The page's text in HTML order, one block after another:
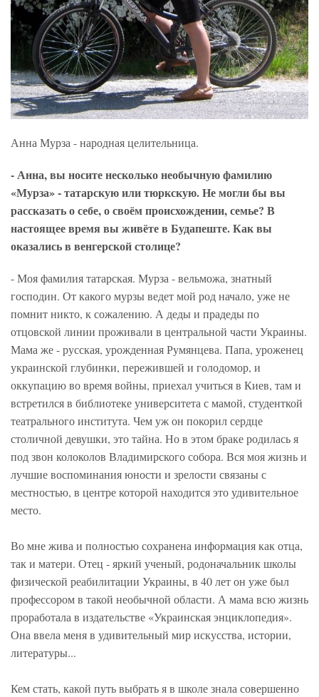
Анна Мурза - народная целительница.
- Анна, вы носите несколько необычную фамилию
«Мурза» - татарскую или тюркскую. Не могли бы вы
рассказать о себе, о своём происхождении, семье? В
настоящее время вы живёте в Будапеште. Как вы
оказались в венгерской столице?
- Моя фамилия татарская. Мурза - вельможа, знатный
господин. От какого мурзы ведет мой род начало, уже не
помнит никто, к сожалению. А деды и прадеды по
отцовской линии проживали в центральной части Украины.
Мама же - русская, урожденная Румянцева. Папа, уроженец
украинской глубинки, пережившей и голодомор, и
оккупацию во время войны, приехал учиться в Киев, там и
встретился в библиотеке университета с мамой, студенткой
театрального института. Чем уж он покорил сердце
столичной девушки, это тайна. Но в этом браке родилась я
под звон колоколов Владимирского собора. Вся моя жизнь и
лучшие воспоминания юности и зрелости связаны с
местностью, в центре которой находится это удивительное
место.
Во мне жива и полностью сохранена информация как отца,
так и матери. Отец - яркий ученый, родоначальник школы
физической реабилитации Украины, в 40 лет он уже был
профессором в такой необычной области. А мама всю жизнь
проработала в издательстве «Украинская энциклопедия».
Она ввела меня в удивительный мир искусства, истории,
литературы...
Кем стать, какой путь выбрать я в школе знала совершенно